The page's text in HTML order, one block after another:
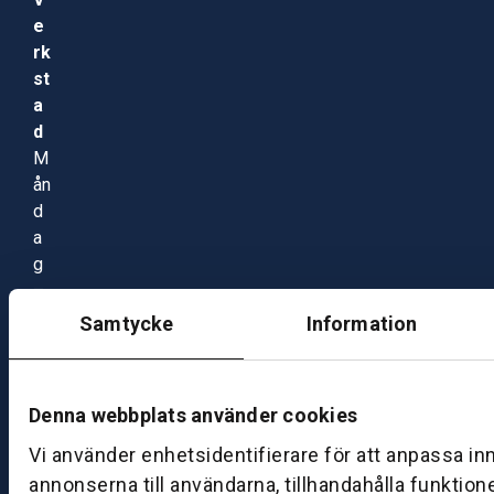
Samtycke Information
Denna webbplats använder cookies
Vi använder enhetsidentifierare för att anpassa
annonserna till användarna, tillhandahålla
e
rk
st
a
d
M
ån
d
a
g
–
g:
0
8: